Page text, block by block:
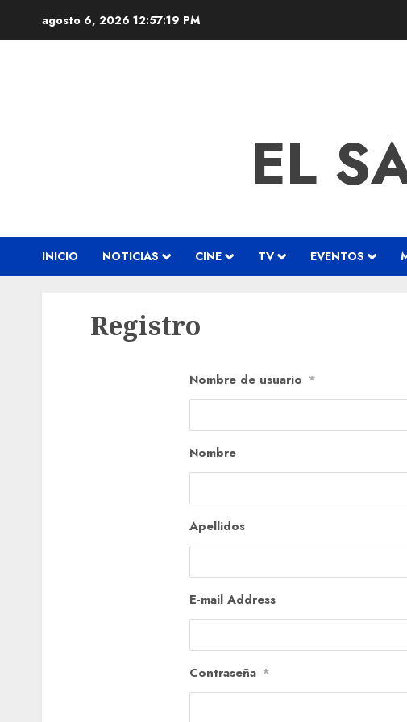
agosto 6, 2026 12:57:20 PM
EL
INICIO NOTICIAS CINE TV EVENTOS
Registro
Nombre de usuario *
Nombre
Apellidos
E-mail Address
Contraseña *